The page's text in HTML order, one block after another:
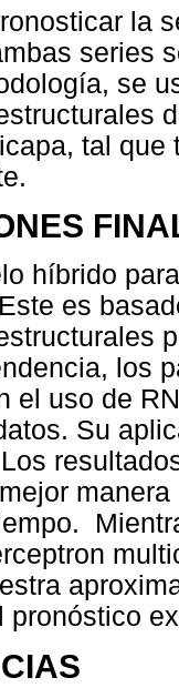
la
series
se
tal
híbrido
es
los
el uso de
Su
pronóstico